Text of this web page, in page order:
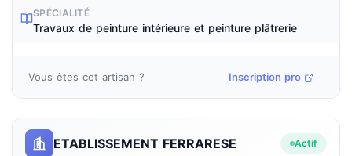
SPÉCIALITÉ
Travaux de peinture intérieure et peinture plâtrerie
Vous êtes cet artisan ? Inscription pro
ETABLISSEMENT FERRARESE Actif